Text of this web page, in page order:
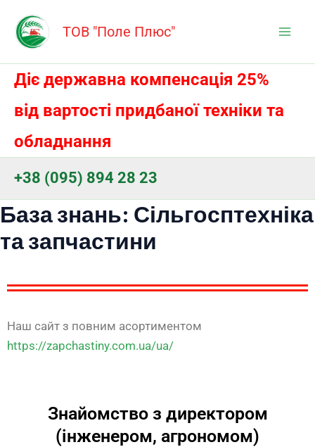
вмісту
ТОВ "Поле Плюс"
Діє державна компенсація 25%
від вартості придбаної техніки та
обладнання
+38 (095) 894 28 23
База знань: Сільгосптехніка
та запчастини
Наш сайт з повним асортиментом
https://zapchastiny.com.ua/ua/
Знайомство з директором
(інженером, агрономом)